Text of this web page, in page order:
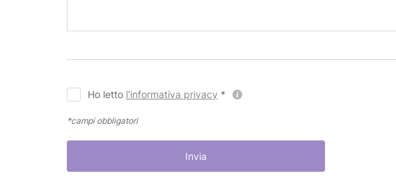
Ho letto l'informativa privacy *
*campi obbligatori
Invia